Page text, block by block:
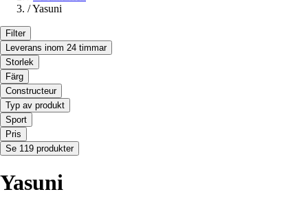
/Yasuni
Filter
Leverans inom 24 timmar
Storlek
Färg
Constructeur
Typ av produkt
Sport
Pris
Se 119 produkter
Yasuni